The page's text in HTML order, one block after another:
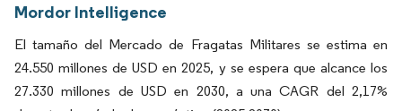
Mordor Intelligence
El tamaño del Mercado de Fragatas Militares se estima en
24.550 millones de USD en 2025, y se espera que alcance los
27.330 millones de USD en 2030, a una CAGR del 2,17%